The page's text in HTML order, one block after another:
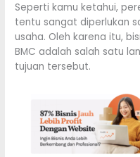
Seperti kamu ketahui,
tentu sangat diperlukan
usaha. Oleh karena itu,
BMC adalah salah satu
tujuan tersebut.